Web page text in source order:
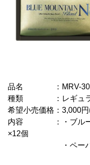
品名 ：MRV-
種類 ：レギュラ
希望小売価格：3,000
内容 ：・ブルーマ
×12個
・ペーパード